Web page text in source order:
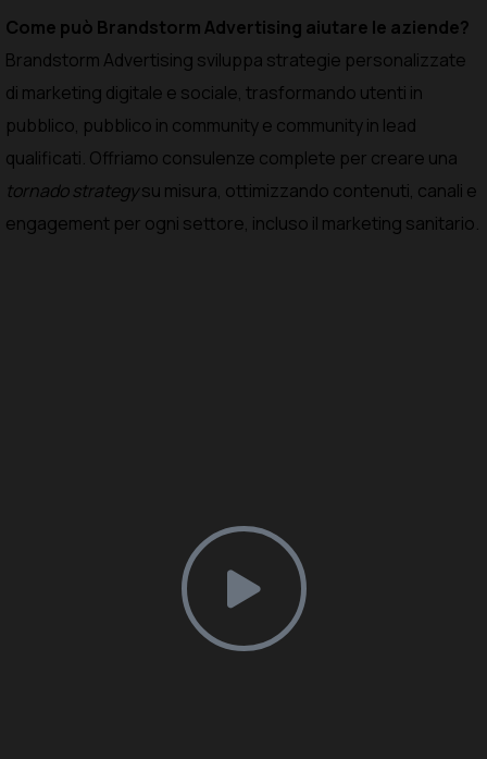
Come può Brandstorm Advertising aiutare le aziende?
Brandstorm Advertising sviluppa strategie personalizzate
di marketing digitale e sociale, trasformando utenti in
pubblico, pubblico in community e community in lead
qualificati. Offriamo consulenze complete per creare una
tornado strategysu misura, ottimizzando contenuti, canali e
engagement per ogni settore, incluso il marketing sanitario.